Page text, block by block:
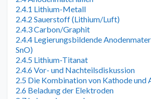
2.4.1 Lithium-Metall
2.4.2 Sauerstoff (Lithium/Luft)
2.4.3 Carbon/Graphit
2.4.4 Legierungsbildende
SnO)
2.4.5 Lithium-Titanat
2.4.6 Vor- und Nachteilsdiskussion
2.5 Die Kombination von Kathode und
2.6 Beladung der Elektroden